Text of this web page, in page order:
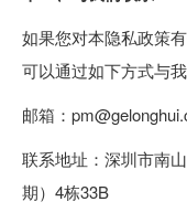
如果您对本隐私政策
可以通过如下方式与
邮箱：
联系地址：深圳市南
期）4栋33B